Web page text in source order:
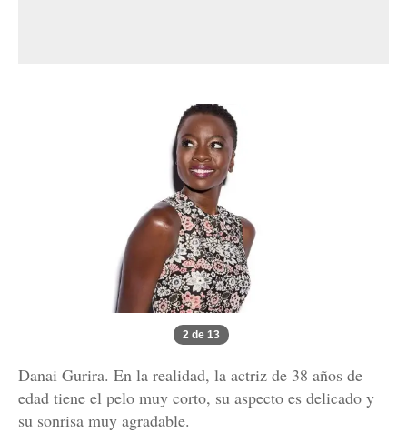
2 de 13
Danai Gurira. En la realidad, la actriz de 38 años de
edad tiene el pelo muy corto, su aspecto es delicado y
su sonrisa muy agradable.